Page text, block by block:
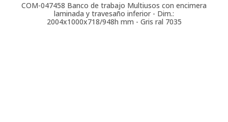
COM-047458 Banco de trabajo Multiusos con encimera
laminada y travesaño inferior - Dim.:
2004x1000x718/948h mm - Gris ral 7035